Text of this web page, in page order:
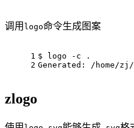
调用 logo命令生成图案
1
2
$ logo -c .
Generated: /home/
zlogo